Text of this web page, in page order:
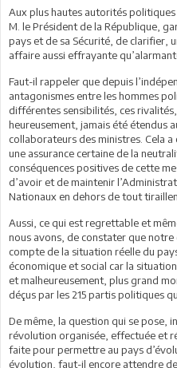
Aux plus hautes autorités
M. le Président de la République,
pays et de sa Sécurité, de clarifier,
affaire aussi effrayante
Faut-il rappeler que depuis
antagonismes entre les hommes
différentes sensibilités, ces
heureusement, jamais été étendus
collaborateurs des ministres. Cela
une assurance certaine de la
conséquences positives de cette
d’avoir et de maintenir
Nationaux en dehors de tout
Aussi, ce qui est regrettable et
nous avons, de constater que
compte de la situation réelle du
économique et social car la
et malheureusement, plus grand
déçus par les 215 partis politiques
De même, la question qui se pose,
révolution organisée, effectuée et
faite pour permettre au pays
évolution, faut-il encore attendre